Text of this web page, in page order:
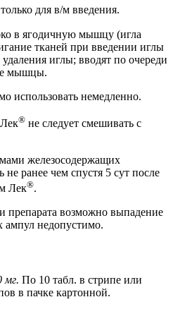
для в/м введения.
в ягодичную мышцу (игла
тканей при введении иглы
иглы; вводят по очереди
мышцы.
использовать немедленно.
® не следует смешивать с
железосодержащих
не ранее чем спустя 5 сут после
Лек®.
препарата возможно выпадение
ампул недопустимо.
мг. По 10 табл. в стрипе или
в пачке картонной.